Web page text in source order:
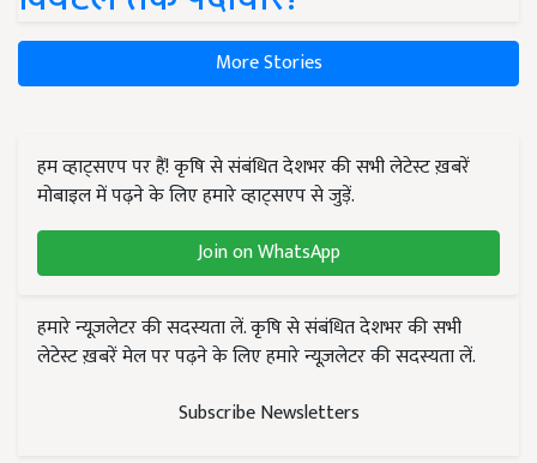
More Stories
हम व्हाट्सएप पर हैं! कृषि से संबंधित देशभर की सभी लेटेस्ट ख़बरें
मोबाइल में पढ़ने के लिए हमारे व्हाट्सएप से जुड़ें.
Join on WhatsApp
हमारे न्यूज़लेटर की सदस्यता लें. कृषि से संबंधित देशभर की सभी
लेटेस्ट ख़बरें मेल पर पढ़ने के लिए हमारे न्यूज़लेटर की सदस्यता लें.
Subscribe Newsletters